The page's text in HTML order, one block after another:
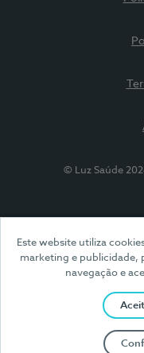
Este website utiliza
marketing e publicidade,
navegação e
© Luz Saúde